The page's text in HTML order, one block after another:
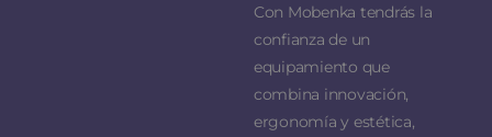
Con Mobenka tendrás la
confianza de un
equipamiento que
combina innovación,
ergonomía y estética,